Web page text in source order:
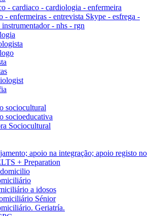
- cardiaco - cardiologia - enfermeira
- enfermeiras - entrevista Skype - esfrega -
- nhs - rgn
sociocultural
socioeducativa
Sociocultural
apoio na integração; apoio registo no
+ Preparation
a idosos
Sénior
Geriatría.